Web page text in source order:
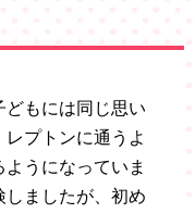
もには同じ思い
プトンに通うよ
うになっていま
ましたが、初め